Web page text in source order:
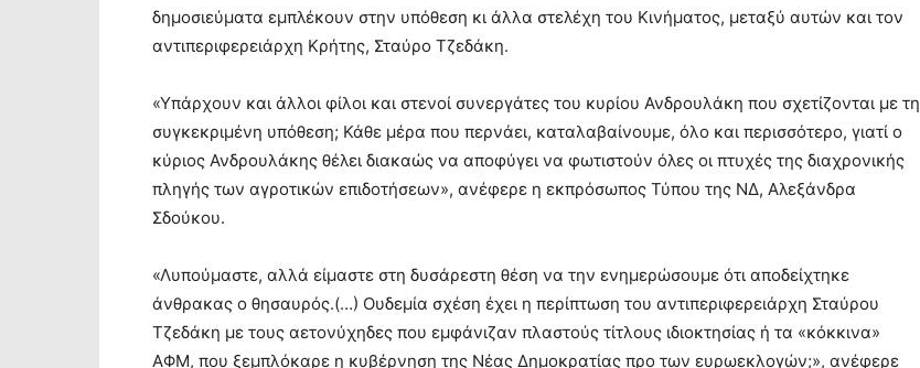
δημοσιεύματα εμπλέκουν στην υπόθεση κι άλλα στελέχη του Κινήματος, μεταξύ αυτών και τον
αντιπεριφερειάρχη Κρήτης, Σταύρο Τζεδάκη.
«Υπάρχουν και άλλοι φίλοι και στενοί συνεργάτες του κυρίου Ανδρουλάκη που σχετίζονται με τη
συγκεκριμένη υπόθεση; Κάθε μέρα που περνάει, καταλαβαίνουμε, όλο και περισσότερο, γιατί ο
κύριος Ανδρουλάκης θέλει διακαώς να αποφύγει να φωτιστούν όλες οι πτυχές της διαχρονικής
πληγής των αγροτικών επιδοτήσεων», ανέφερε η εκπρόσωπος Τύπου της ΝΔ, Αλεξάνδρα
Σδούκου.
«Λυπούμαστε, αλλά είμαστε στη δυσάρεστη θέση να την ενημερώσουμε ότι αποδείχτηκε
άνθρακας ο θησαυρός.(…) Ουδεμία σχέση έχει η περίπτωση του αντιπεριφερειάρχη Σταύρου
Τζεδάκη με τους αετονύχηδες που εμφάνιζαν πλαστούς τίτλους ιδιοκτησίας ή τα «κόκκινα»
ΑΦΜ, που ξεμπλόκαρε η κυβέρνηση της Νέας Δημοκρατίας προ των ευρωεκλογών;», ανέφερε